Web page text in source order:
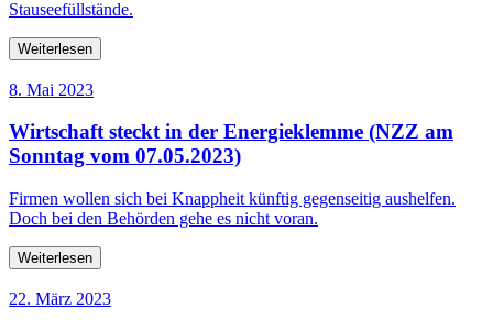
Stauseefüllstände.
Weiterlesen
8. Mai 2023
Wirtschaft steckt in der Energieklemme (NZZ am
Sonntag vom 07.05.2023)
Firmen wollen sich bei Knappheit künftig gegenseitig aushelfen.
Doch bei den Behörden gehe es nicht voran.
Weiterlesen
22. März 2023